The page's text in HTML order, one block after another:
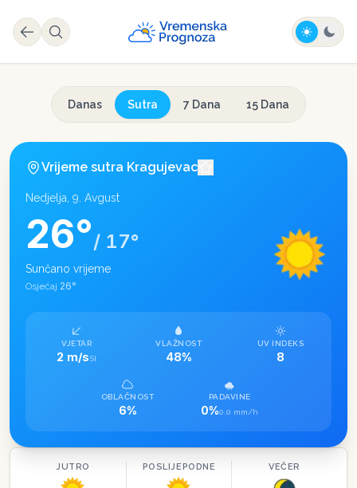
Danas Sutra 7 Dana 15 Dana
Vrijeme sutra Kragujevac
Nedjelja, 9. Avgust
26°/ 17°
Sunčano vrijeme
Osjećaj 26°
VJETAR
2 m/sSI
VLAŽNOST
48%
UV INDEKS
8
OBLAČNOST
6%
PADAVINE
0%0.0 mm/h
JUTRO POSLIJEPODNE VEČER